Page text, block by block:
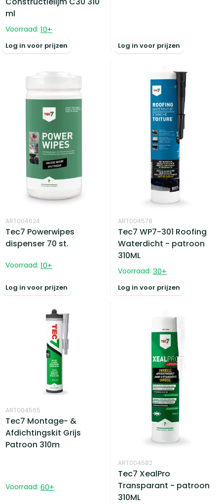
ml
Voorraad: 10+
Log in voor prijzen Log in voor prijzen
ART004624
Tec7 Powerwipes
dispenser 70 st.
Voorraad: 10+
Log in voor prijzen
ART004578
Tec7 WP7-301 Roofing
Waterdicht - patroon
310ML
Voorraad: 30+
Log in voor prijzen
ART004565
Tec7 Montage- &
Afdichtingskit Grijs
Patroon 310m
Voorraad: 60+
ART004582
Tec7 XealPro
Transparant - patroon
310ML